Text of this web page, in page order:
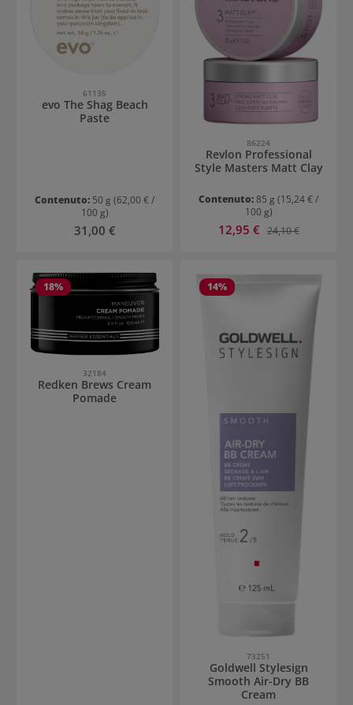
61135
evo The Shag Beach
Paste
Contenuto: 50 g (62,00 € /
100 g)
Prezzo normale:
31,00 €
86224
Revlon Professional
Style Masters Matt Clay
Contenuto:85 g (15,24 € /
100 g)
Prezzo di vendita:
12,95 € Prezzo normale:
24,10 €
18%
32184
Redken Brews Cream
Pomade
14%
73251
Goldwell Stylesign
Smooth Air-Dry BB
Cream